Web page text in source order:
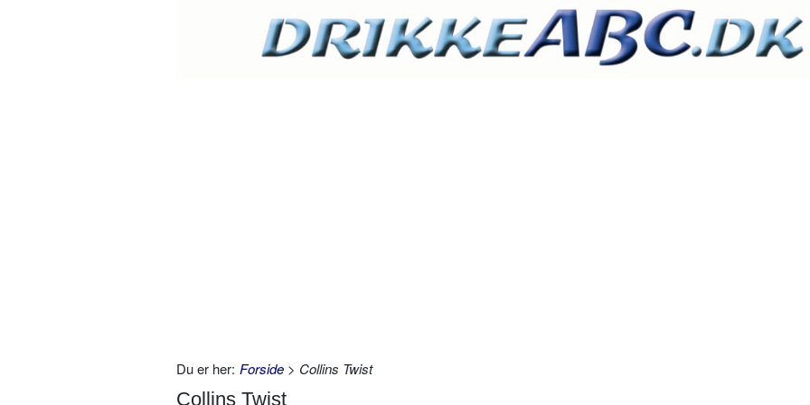
Du er her: Forside > Collins Twist
Collins Twist